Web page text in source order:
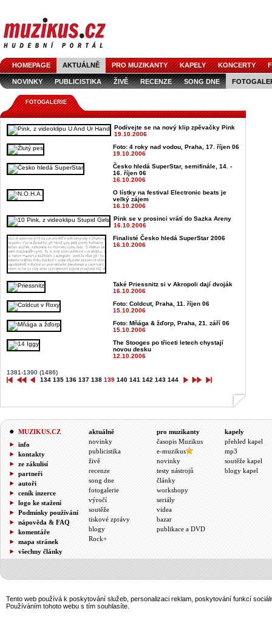
HOMEPAGE AKTUÁLNĚ PRO MUZIKANTY KAPELY KONCERTY
NOVINKY PUBLICISTIKA ŽIVĚ RECENZE SONG DNE
FOTOGALERIE
Podívejte se na nový klip zpěvačky Pink
19.10.2006
Foto: 4 roky nad vodou, Praha, 17. říjen 06
19.10.2006
Česko hledá SuperStar, semifinále, 14. -
16. říjen 06
16.10.2006
O lístky na festival Electronic beats je
velký zájem
16.10.2006
Pink se v prosinci vrátí do Sazka Areny
16.10.2006
Finalisté Česko hledá SuperStar 2006
16.10.2006
Také Priessnitz si v Akropoli dají dvoják
16.10.2006
Foto: Coldcut, Praha, 11. říjen 06
15.10.2006
Foto: Mňága & žďorp, Praha, 21. září 06
15.10.2006
The Stooges po třiceti letech chystají
novou desku
12.10.2006
1381-1390 (1486)
134 135 136 137 138 139 140 141 142 143 144
MUZIKUS.CZ
info
kontakty
ze zákulisí
partneři
autoři
ceník inzerce
logo ke stažení
Podmínky používání
nápověda & FAQ
komentáře
mapa stránek
všechny články
aktuálně
novinky
publicistika
živě
recenze
song dne
fotogalerie
výročí
soutěže
tiskové zprávy
blogy
Rock+
pro muzikanty
časopis Muzikus
e-muzikus
novinky
testy nástrojů
články
workshopy
seriály
videa
bazar
publikace a DVD
kapely
přehled kapel
mp3
soutěže kapel
blogy kapel
Tento web používá k poskytování služeb, personalizaci reklam, poskytování funkcí
Používáním tohoto webu s tím souhlasíte.